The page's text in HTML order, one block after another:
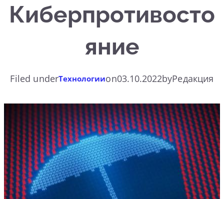
Киберпротивосто
яние
Filed underТехнологииon03.10.2022byРедакция